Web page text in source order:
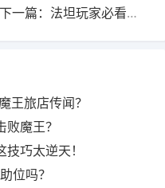
下一篇：法坦玩家必看！肉搏彩虹如何打出爆发伤害？
王旅店传闻？
魔王？
巧太逆天！
位吗？